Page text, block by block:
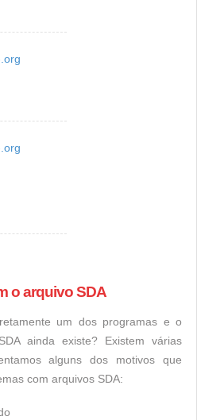
o arquivo SDA
um dos programas e o
ainda existe? Existem várias
alguns dos motivos que
com arquivos SDA: